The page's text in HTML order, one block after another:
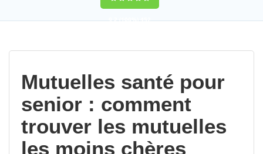
9,2(100%)452
Mutuelles santé pour
senior : comment
trouver les mutuelles
les moins chères